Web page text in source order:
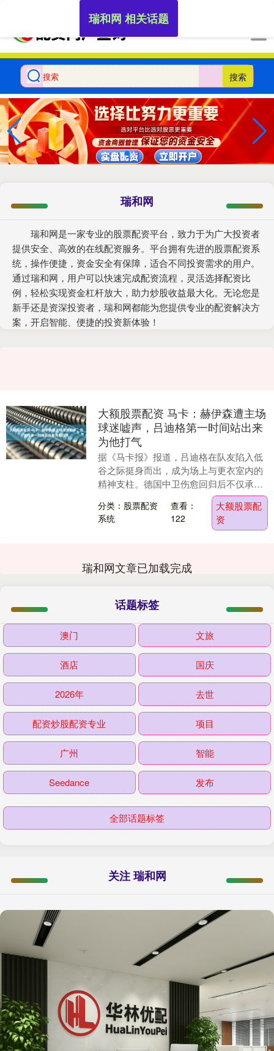
搜索
瑞和网
瑞和网是一家专业的股票配资平台，致力于为广大投资者
提供安全、高效的在线配资服务。平台拥有先进的股票配资系
统，操作便捷，资金安全有保障，适合不同投资需求的用户。
通过瑞和网，用户可以快速完成配资流程，灵活选择配资比
例，轻松实现资金杠杆放大，助力炒股收益最大化。无论您是
新手还是资深投资者，瑞和网都能为您提供专业的配资解决方
案，开启智能、便捷的投资新体验！
瑞和网 相关话题
大额股票配资 马卡：赫伊森遭主场
球迷嘘声，吕迪格第一时间站出来
为他打气
据《马卡报》报道，吕迪格在队友陷入低
谷之际挺身而出，成为场上与更衣室内的
精神支柱。德国中卫伤愈回归后不仅承担
防线重任大额股票配资，也在关键时刻给
予年轻队友坚定支....
分类：股票配资
系统
查看：
122
大额股票配
资
瑞和网文章已加载完成
话题标签
澳门 文旅
酒店 国庆
2026年 去世
配资炒股配资专业 项目
广州 智能
Seedance 发布
全部话题标签
关注 瑞和网